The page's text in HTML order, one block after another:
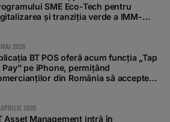
SME Eco-Tech pentru
și tranziția verde a IMM-
2026
BT POS oferă acum funcția „Tap
Pay” pe iPhone, permițând
din România să accepte
2026
Asset Management intră în